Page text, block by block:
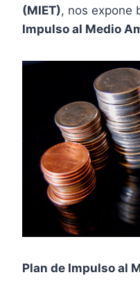
(MIET), nos expone
Impulso al Medio
Plan de Impulso al